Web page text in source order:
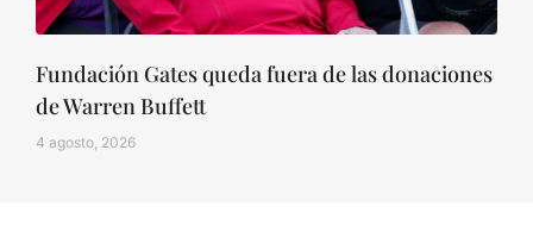
Fundación Gates queda fuera de las donaciones
de Warren Buffett
4 agosto, 2026